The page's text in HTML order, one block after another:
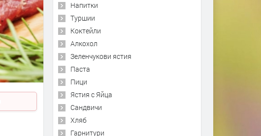
Напитки
Туршии
Коктейли
Алкохол
Зеленчукови ястия
Паста
Пици
Ястия с Яйца
Сандвичи
Хляб
Гарнитури